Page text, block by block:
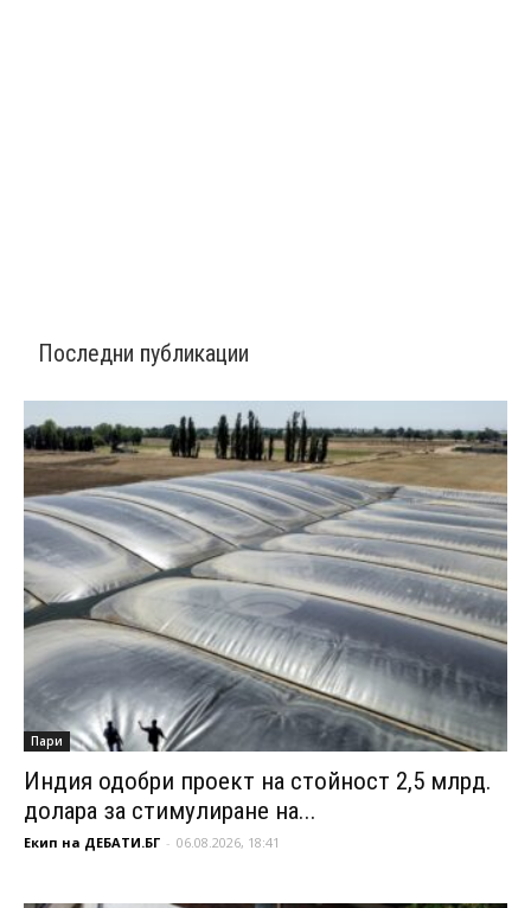
Последни публикации
Пари
Индия одобри проект на стойност 2,5 млрд.
долара за стимулиране на...
Екип на ДЕБАТИ.БГ - 06.08.2026, 18:41